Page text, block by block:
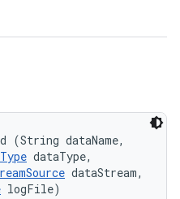
(String dataName,
dataType,
dataStream,
logFile)